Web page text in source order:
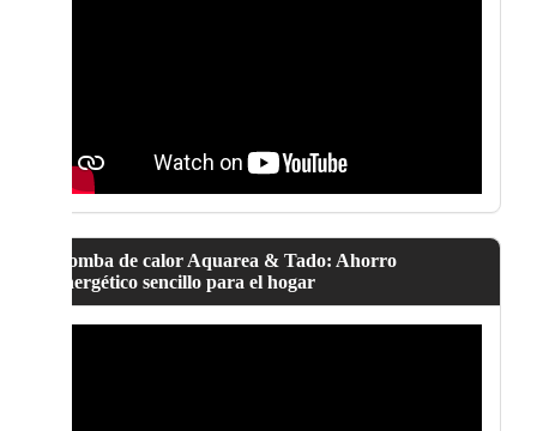
Bomba de calor Aquarea & Tado: Ahorro
energético sencillo para el hogar